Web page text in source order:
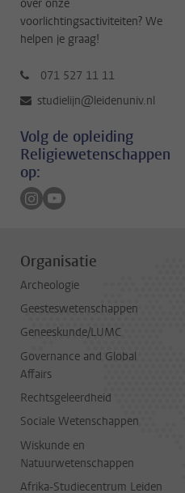
over onze
voorlichtingsactiviteiten? We
helpen je graag!
071 527 11 11
studielijn@leidenuniv.nl
Volg de opleiding
Religiewetenschappen
op:
Volg ons op instagram
Volg ons op youtube
Organisatie
Archeologie
Geesteswetenschappen
Geneeskunde/LUMC
Governance and Global
Affairs
Rechtsgeleerdheid
Sociale Wetenschappen
Wiskunde en
Natuurwetenschappen
Afrika-Studiecentrum Leiden